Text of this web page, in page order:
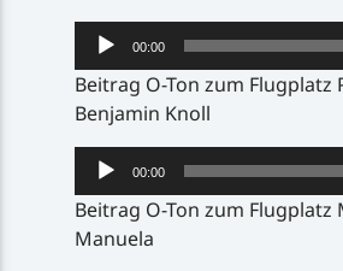
Audio-
Player
00:00
Beitrag O-Ton zum Flugplatz
Benjamin Knoll
Audio-
Player
00:00
Beitrag O-Ton zum
Manuela